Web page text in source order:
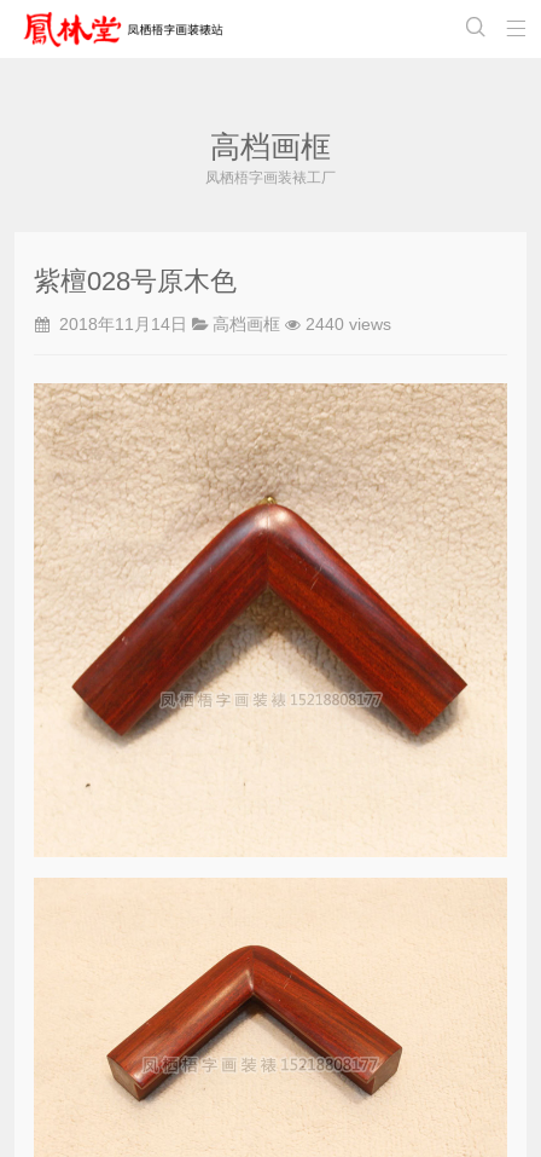


高档画框
凤栖梧字画装裱工厂
紫檀028号原木色
2018年11月14日 高档画框 2440 views